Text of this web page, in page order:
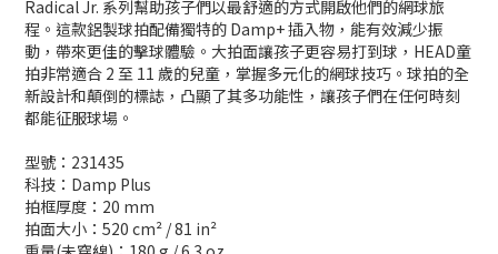
Radical Jr. 系列幫助孩子們以最舒適的方式開啟他們的網球旅
程。這款鋁製球拍配備獨特的 Damp+ 插入物，能有效減少振
動，帶來更佳的擊球體驗。大拍面讓孩子更容易打到球，HEAD童
拍非常適合 2 至 11 歲的兒童，掌握多元化的網球技巧。球拍的全
新設計和顛倒的標誌，凸顯了其多功能性，讓孩子們在任何時刻
都能征服球場。
型號：231435
科技：Damp Plus
拍框厚度：20 mm
拍面大小：520 cm² / 81 in²